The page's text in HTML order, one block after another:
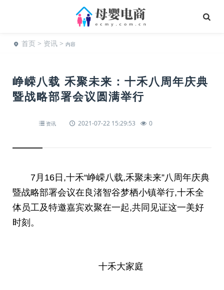
首页 > 资讯 > 内容
峥嵘八载 禾聚未来：十禾八周年庆典
暨战略部署会议圆满举行
资讯 2021-07-22 15:29:53 0
7月16日,十禾“峥嵘八载,禾聚未来”八 周年庆典
暨战略部署会议在良渚智谷梦栖小镇举行,十禾全
体员工及特邀嘉宾欢聚在一起,共同见证这一美好
时刻。
十禾大家庭